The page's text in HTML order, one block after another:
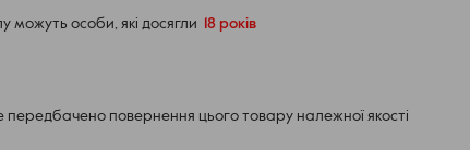
струшуйте флакон, щоб уникнути розшарування
це витончений підхід до деталей, створений для вашої насолоди.
можуть особи, які досягли 18 років
повернення цього товару належної якості